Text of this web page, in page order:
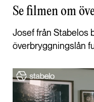
Se filmen om
Josef från Stabelos
överbryggningslån